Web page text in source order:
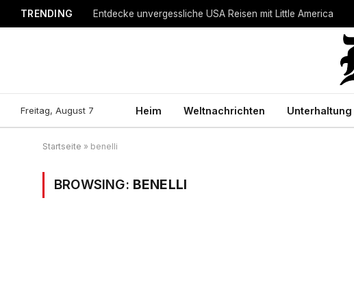
TRENDING Entdecke unvergessliche USA Reisen mit Little America
Freitag, August 7 Heim Weltnachrichten Unterhaltung
Startseite » benelli
BROWSING: BENELLI